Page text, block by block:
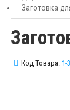
Заготовка
Код Товара: 1-